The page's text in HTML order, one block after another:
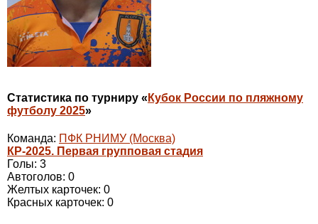
Статистика по турниру « Кубок России по пляжному
футболу 2025»
Команда: ПФК РНИМУ (Москва)
КР-2025. Первая групповая стадия
Голы: 3
Автоголов: 0
Желтых карточек: 0
Красных карточек: 0